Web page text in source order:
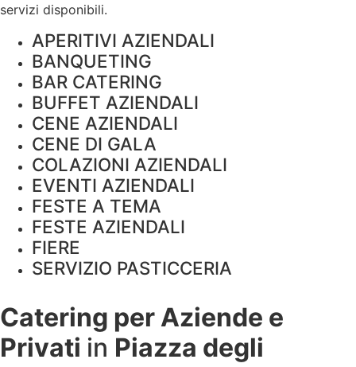
servizi disponibili.
APERITIVI AZIENDALI
BANQUETING
BAR CATERING
BUFFET AZIENDALI
CENE AZIENDALI
CENE DI GALA
COLAZIONI AZIENDALI
EVENTI AZIENDALI
FESTE A TEMA
FESTE AZIENDALI
FIERE
SERVIZIO PASTICCERIA
Catering per Aziende e
Privati in Piazza degli